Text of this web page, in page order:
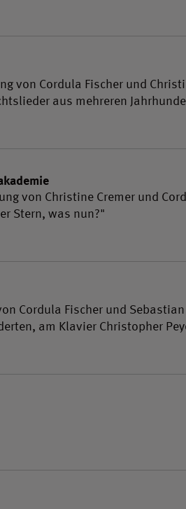
von Cordula Fischer und
aus mehreren
von Christine Cremer und
Stern, was nun?"
Cordula Fischer und
am Klavier Christopher